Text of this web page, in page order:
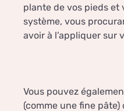
plante de vos pieds et
système, vous
avoir à l’appliquer sur
Vous pouvez
(comme une fine pâte)